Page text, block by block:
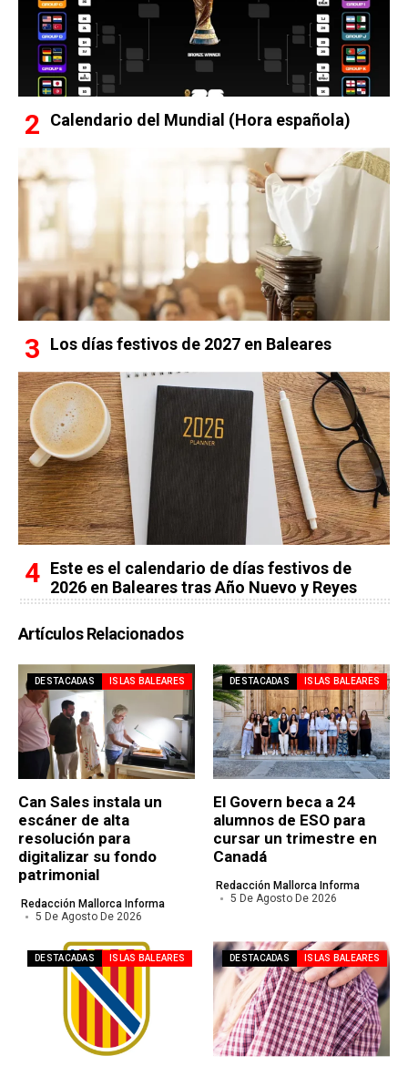
Calendario del Mundial (Hora española)
Los días festivos de 2027 en Baleares
Este es el calendario de días festivos de
2026 en Baleares tras Año Nuevo y Reyes
Artículos Relacionados
DESTACADAS ISLAS BALEARES
Can Sales instala un
escáner de alta
resolución para
digitalizar su fondo
patrimonial
Redacción Mallorca Informa
5 De Agosto De 2026
DESTACADAS ISLAS BALEARES
El Govern beca a 24
alumnos de ESO para
cursar un trimestre en
Canadá
Redacción Mallorca Informa
5 De Agosto De 2026
DESTACADAS ISLAS BALEARES DESTACADAS ISLAS BALEARES